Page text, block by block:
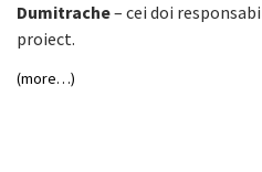
Dumitrache– cei doi
proiect.
(more…)